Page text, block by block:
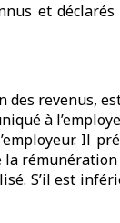
et
revenus,
à
Il
S’il est